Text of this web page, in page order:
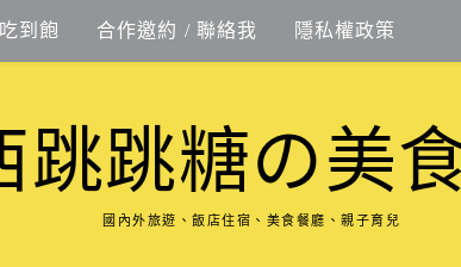
吃到飽 合作邀約 / 聯絡我 隱私權政策
跳跳糖の美
國內外旅遊、飯店住宿、美食餐廳、親子育兒